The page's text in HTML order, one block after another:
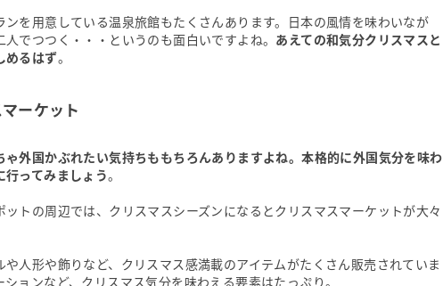
を用意している温泉旅館もたくさんあります。日本の風情を味わいなが
でつつく・・・というのも面白いですよね。 あえての和気分クリスマスと
めるはず。
ーケット
外国かぶれたい気持ちももちろんありますよね。本格的に外国気分を味わ
行ってみましょう。
トの周辺では、クリスマスシーズンになるとクリスマスマーケットが大々
人形や飾りなど、クリスマス感満載のアイテムがたくさん販売されていま
ョンなど、クリスマス気分を味わえる要素はたっぷり。